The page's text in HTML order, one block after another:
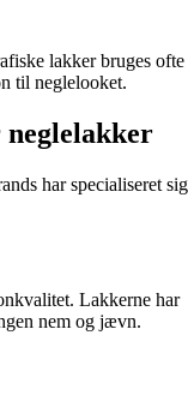
lakker bruges ofte
til neglelooket.
har specialiseret sig
Lakkerne har
nem og jævn.